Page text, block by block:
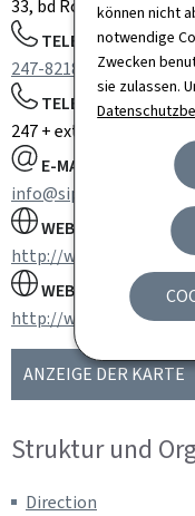
können nicht
notwendige
Zwecken
sie zulassen.
33, bd RooseveltL-2450
TELEFON:
247-82181
TELEFONZENTRALE:
247 + extension
E-MAIL:
info@sip.etat.lu
WEBSITE:
http://
WEBSITE:
http://
ANZEIGE DER KARTE
Struktur und
Direction